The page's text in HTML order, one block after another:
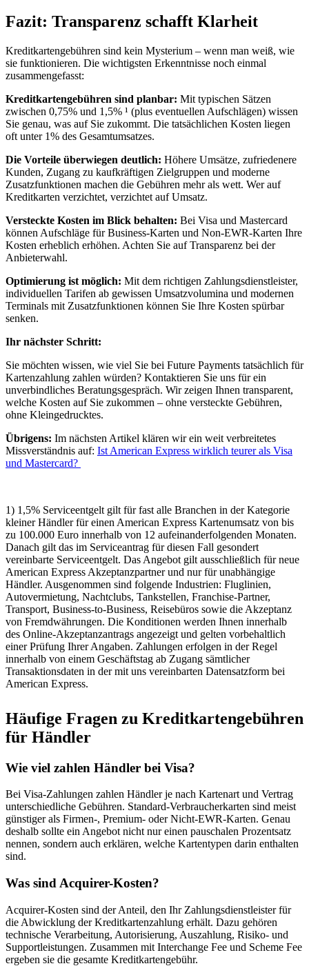
Fazit: Transparenz schafft Klarheit
Kreditkartengebühren sind kein Mysterium – wenn man weiß, wie
sie funktionieren. Die wichtigsten Erkenntnisse noch einmal
zusammengefasst:
Kreditkartengebühren sind planbar: Mit typischen Sätzen
zwischen 0,75% und 1,5% ¹ (plus eventuellen Aufschlägen) wissen
Sie genau, was auf Sie zukommt. Die tatsächlichen Kosten liegen
oft unter 1% des Gesamtumsatzes.
Die Vorteile überwiegen deutlich: Höhere Umsätze, zufriedenere
Kunden, Zugang zu kaufkräftigen Zielgruppen und moderne
Zusatzfunktionen machen die Gebühren mehr als wett. Wer auf
Kreditkarten verzichtet, verzichtet auf Umsatz.
Versteckte Kosten im Blick behalten: Bei Visa und Mastercard
können Aufschläge für Business-Karten und Non-EWR-Karten Ihre
Kosten erheblich erhöhen. Achten Sie auf Transparenz bei der
Anbieterwahl.
Optimierung ist möglich: Mit dem richtigen Zahlungsdienstleister,
individuellen Tarifen ab gewissen Umsatzvolumina und modernen
Terminals mit Zusatzfunktionen können Sie Ihre Kosten spürbar
senken.
Ihr nächster Schritt:
Sie möchten wissen, wie viel Sie bei Future Payments tatsächlich für
Kartenzahlung zahlen würden? Kontaktieren Sie uns für ein
unverbindliches Beratungsgespräch. Wir zeigen Ihnen transparent,
welche Kosten auf Sie zukommen – ohne versteckte Gebühren,
ohne Kleingedrucktes.
Übrigens: Im nächsten Artikel klären wir ein weit verbreitetes
Missverständnis auf: Ist American Express wirklich teurer als Visa
und Mastercard?
1) 1,5% Serviceentgelt gilt für fast alle Branchen in der Kategorie
kleiner Händler für einen American Express Kartenumsatz von bis
zu 100.000 Euro innerhalb von 12 aufeinanderfolgenden Monaten.
Danach gilt das im Serviceantrag für diesen Fall gesondert
vereinbarte Serviceentgelt. Das Angebot gilt ausschließlich für neue
American Express Akzeptanzpartner und nur für unabhängige
Händler. Ausgenommen sind folgende Industrien: Fluglinien,
Autovermietung, Nachtclubs, Tankstellen, Franchise-Partner,
Transport, Business-to-Business, Reisebüros sowie die Akzeptanz
von Fremdwährungen. Die Konditionen werden Ihnen innerhalb
des Online-Akzeptanzantrags angezeigt und gelten vorbehaltlich
einer Prüfung Ihrer Angaben. Zahlungen erfolgen in der Regel
innerhalb von einem Geschäftstag ab Zugang sämtlicher
Transaktionsdaten in der mit uns vereinbarten Datensatzform bei
American Express.
Häufige Fragen zu Kreditkartengebühren
für Händler
Wie viel zahlen Händler bei Visa?
Bei Visa-Zahlungen zahlen Händler je nach Kartenart und Vertrag
unterschiedliche Gebühren. Standard-Verbraucherkarten sind meist
günstiger als Firmen-, Premium- oder Nicht-EWR-Karten. Genau
deshalb sollte ein Angebot nicht nur einen pauschalen Prozentsatz
nennen, sondern auch erklären, welche Kartentypen darin enthalten
sind.
Was sind Acquirer-Kosten?
Acquirer-Kosten sind der Anteil, den Ihr Zahlungsdienstleister für
die Abwicklung der Kreditkartenzahlung erhält. Dazu gehören
technische Verarbeitung, Autorisierung, Auszahlung, Risiko- und
Supportleistungen. Zusammen mit Interchange Fee und Scheme Fee
ergeben sie die gesamte Kreditkartengebühr.